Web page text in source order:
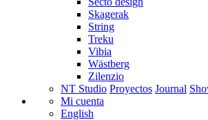
Skagerak
String
Treku
Vibia
Wästberg
Zilenzio
NT Studio Proyectos Journal
Mi cuenta
English